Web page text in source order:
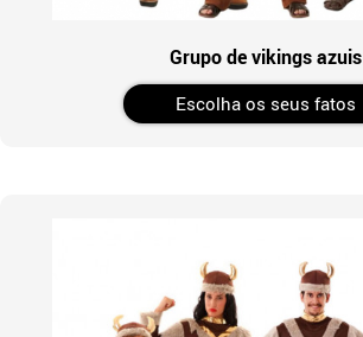
Grupo de vikings azuis
Escolha os seus fatos